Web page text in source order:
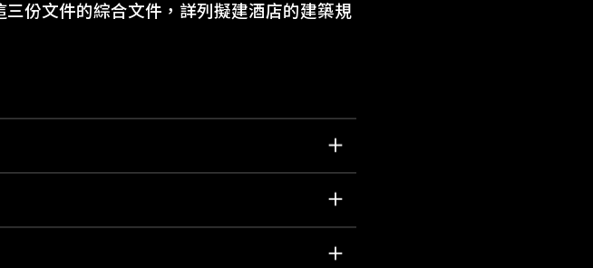
份文件的綜合文件，詳列擬建酒店的建築規